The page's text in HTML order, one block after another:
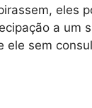
eles
a um
ele sem